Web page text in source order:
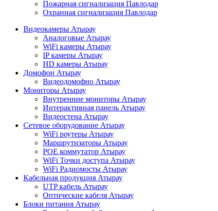
Пожарная сигнализация Павлодар
Охранная сигнализация Павлодар
Видеокамеры Атырау
Аналоговые Атырау
WiFi камеры Атырау
IP камеры Атырау
HD камеры Атырау
Домофон Атырау
Видеодомофно Атырау
Мониторы Атырау
Внутренние мониторы Атырау
Интерактивная панель Атырау
Видеостена Атырау
Сетевое оборудование Атырау
WiFi роутеры Атырау
Маршрутизаторы Атырау
POE коммутатор Атырау
WiFi Точки доступа Атырау
WiFi Радиомосты Атырау
Кабельная продукция Атырау
UTP кабель Атырау
Оптические кабеля Атырау
Блоки питания Атырау